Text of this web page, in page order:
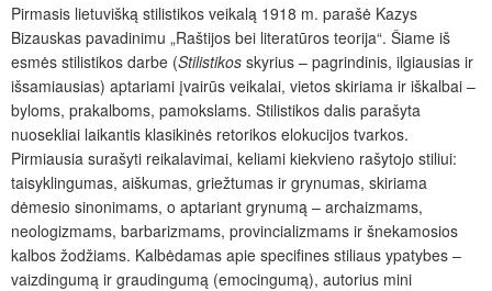
Pirmasis lietuvišką stilistikos veikalą 1918 m. parašė Kazys
Bizauskas pavadinimu „Raštijos bei literatūros teorija“. Šiame iš
esmės stilistikos darbe (Stilistikos skyrius – pagrindinis, ilgiausias ir
išsamiausias) aptariami įvairūs veikalai, vietos skiriama ir iškalbai –
byloms, prakalboms, pamokslams. Stilistikos dalis parašyta
nuosekliai laikantis klasikinės retorikos elokucijos tvarkos.
Pirmiausia surašyti reikalavimai, keliami kiekvieno rašytojo stiliui:
taisyklingumas, aiškumas, griežtumas ir grynumas, skiriama
dėmesio sinonimams, o aptariant grynumą – archaizmams,
neologizmams, barbarizmams, provincializmams ir šnekamosios
kalbos žodžiams. Kalbėdamas apie specifines stiliaus ypatybes –
vaizdingumą ir graudingumą (emocingumą), autorius mini